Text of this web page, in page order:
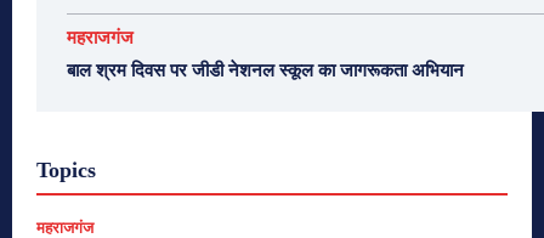
महराजगंज
बाल श्रम दिवस पर जीडी नेशनल स्कूल का जागरूकता अभियान
Topics
महराजगंज